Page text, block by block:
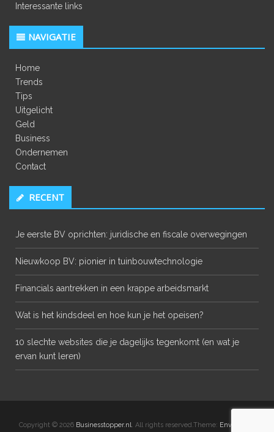
Interessante links
NAVIGATIE
Home
Trends
Tips
Uitgelicht
Geld
Business
Ondernemen
Contact
RECENT
Je eerste BV oprichten: juridische en fiscale overwegingen
Nieuwkoop BV: pionier in tuinbouwtechnologie
Financials aantrekken in een krappe arbeidsmarkt
Wat is het kindsdeel en hoe kun je het opeisen?
10 slechte websites die je dagelijks tegenkomt (en wat je
ervan kunt leren)
Copyright © 2026 Businesstopper.nl. All rights reserved.Theme: Envince